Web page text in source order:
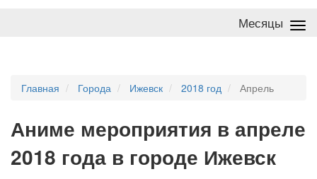
Месяцы
Главная Города Ижевск 2018 год Апрель
Аниме мероприятия в апреле
2018 года в городе Ижевск